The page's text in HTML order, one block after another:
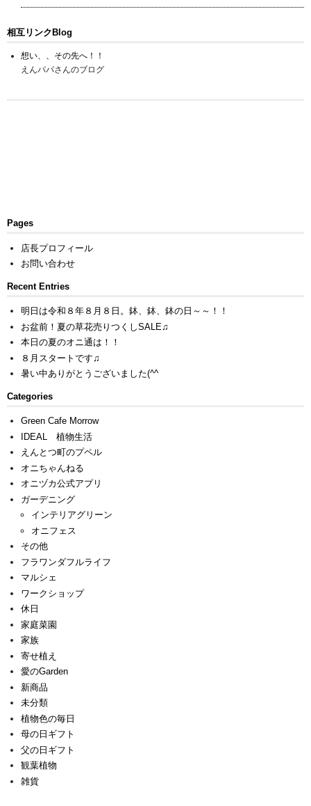
相互リンクBlog
想い、、その先へ！！
えんパパさんのブログ
Pages
店長プロフィール
お問い合わせ
Recent Entries
明日は令和８年８月８日。鉢、鉢、鉢の日～～！！
お盆前！夏の草花売りつくしSALE♫
本日の夏のオニ通は！！
８月スタートです♫
暑い中ありがとうございました(^^ゞ
Categories
Green Cafe Morrow
IDEAL 植物生活
えんとつ町のプペル
オニちゃんねる
オニヅカ公式アプリ
ガーデニング
インテリアグリーン
オニフェス
その他
フラワンダフルライフ
マルシェ
ワークショップ
休日
家庭菜園
家族
寄せ植え
愛のGarden
新商品
未分類
植物色の毎日
母の日ギフト
父の日ギフト
観葉植物
雑貨